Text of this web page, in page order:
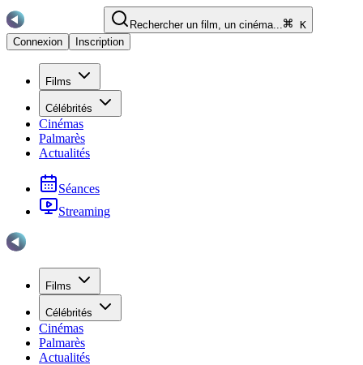
Rechercher un film, un cinéma...
K
Connexion
Inscription
Films
Célébrités
Cinémas
Palmarès
Actualités
Séances
Streaming
Films
Célébrités
Cinémas
Palmarès
Actualités